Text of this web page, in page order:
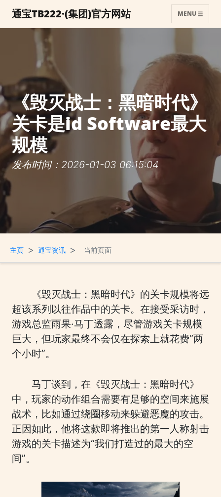
通宝TB222·(集团)官方网站 MENU
《毁灭战士：黑暗时代》
关卡是id Software最大
规模
发布时间：2026-01-03 06:15:04
主页 > 通宝资讯 > 当前页面
《毁灭战士：黑暗时代》的关卡规模将远
超该系列以往作品中的关卡。在接受采访时，
游戏总监雨果·马丁透露，尽管游戏关卡规模
巨大，但玩家最终不会仅在探索上就花费“两
个小时”。
马丁谈到，在《毁灭战士：黑暗时代》
中，玩家的动作组合需要有足够的空间来施展
战术，比如通过绕圈移动来躲避恶魔的攻击。
正因如此，他将这款即将推出的第一人称射击
游戏的关卡描述为“我们打造过的最大的空
间”。